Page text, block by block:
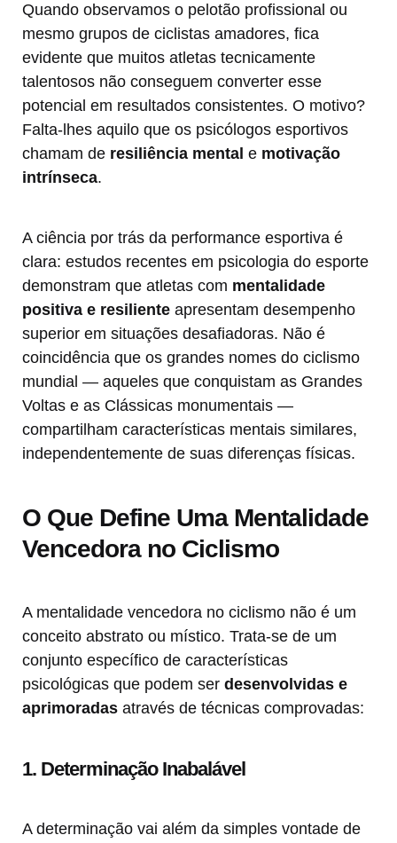
Quando observamos o pelotão profissional ou
mesmo grupos de ciclistas amadores, fica
evidente que muitos atletas tecnicamente
talentosos não conseguem converter esse
potencial em resultados consistentes. O motivo?
Falta-lhes aquilo que os psicólogos esportivos
chamam de resiliência mental e motivação
intrínseca.
A ciência por trás da performance esportiva é
clara: estudos recentes em psicologia do esporte
demonstram que atletas com mentalidade
positiva e resiliente apresentam desempenho
superior em situações desafiadoras. Não é
coincidência que os grandes nomes do ciclismo
mundial — aqueles que conquistam as Grandes
Voltas e as Clássicas monumentais —
compartilham características mentais similares,
independentemente de suas diferenças físicas.
O Que Define Uma Mentalidade
Vencedora no Ciclismo
A mentalidade vencedora no ciclismo não é um
conceito abstrato ou místico. Trata-se de um
conjunto específico de características
psicológicas que podem ser desenvolvidas e
aprimoradas através de técnicas comprovadas:
1. Determinação Inabalável
A determinação vai além da simples vontade de